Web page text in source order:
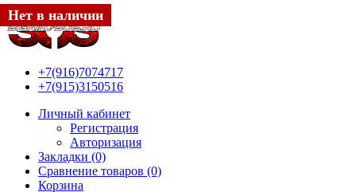
+7(916)7074717
+7(915)3150516
Личный кабинет
Регистрация
Авторизация
Закладки (0)
Сравнение товаров (0)
Корзина
Нет в наличии
Нет в наличии
Нет в наличии
Нет в наличии
Нет в наличии
Нет в наличии
Нет в наличии
Нет в наличии
Нет в наличии